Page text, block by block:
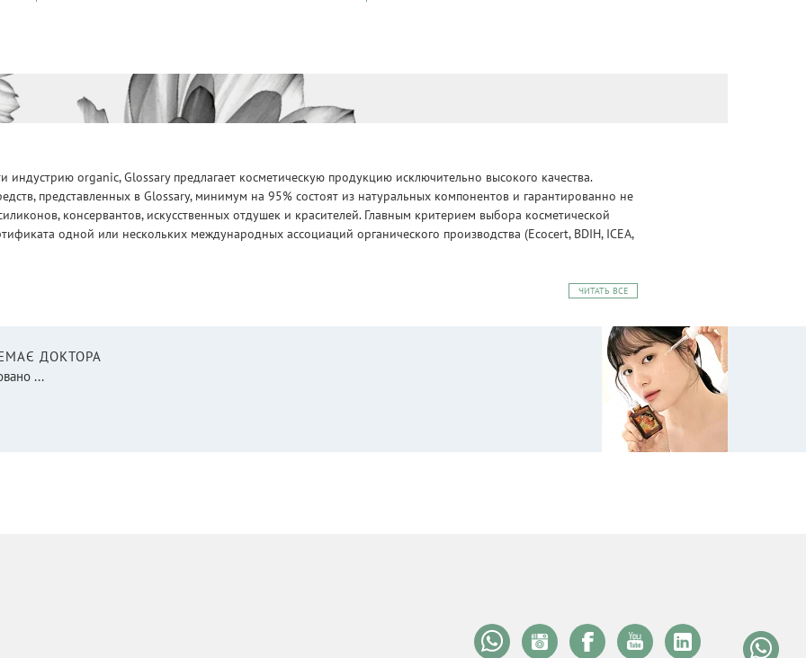
индустрию organic, Glossary предлагает косметическую продукцию исключительно высокого качества.
представленных в Glossary, минимум на 95% состоят из натуральных компонентов и гарантированно не
консервантов, искусственных отдушек и красителей. Главным критерием выбора косметической
одной или нескольких международных ассоциаций органического производства (Ecocert, BDIH, ICEA,
ЧИТАТЬ ВСЕ
ДОКТОРА
...